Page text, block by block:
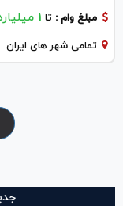
مبلغ وام : تا 1 میلیارد
تمامی شهر های ایران